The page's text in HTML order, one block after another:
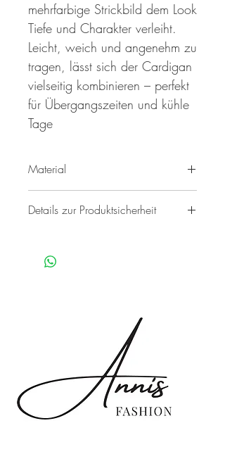
mehrfarbige Strickbild dem Look
Tiefe und Charakter verleiht.
Leicht, weich und angenehm zu
tragen, lässt sich der Cardigan
vielseitig kombinieren – perfekt
für Übergangszeiten und kühle
Tage
Material
Details zur Produktsicherheit
Aachen